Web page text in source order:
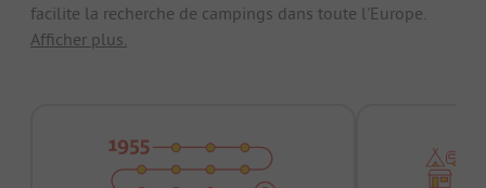
facilite la recherche de campings dans toute l'Europe.
Afficher plus.